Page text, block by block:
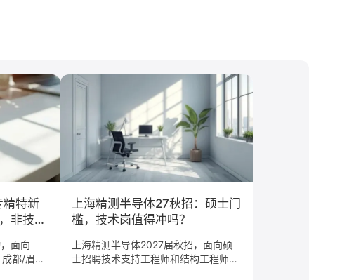
息工程 教育学 语言类专业
特新
非技术
面向
都/眉山/
上海精测半导体27秋招：硕士门
槛，技术岗值得冲吗？
上海精测半导体2027届秋招，面向硕
士招聘技术支持工程师和结构工程师，